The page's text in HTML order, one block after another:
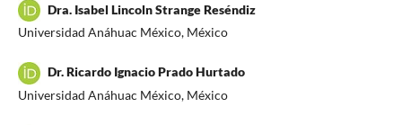
Dra. Isabel Lincoln Strange Reséndiz
Universidad Anáhuac México, México
Dr. Ricardo Ignacio Prado Hurtado
Universidad Anáhuac México, México